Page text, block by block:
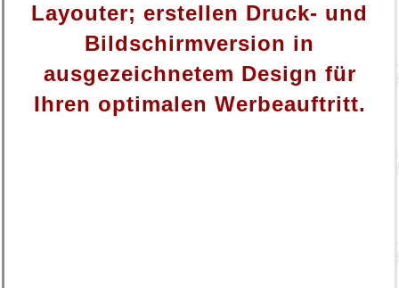
Layouter; erstellen Druck- und
Bildschirmversion in
ausgezeichnetem Design für
Ihren optimalen Werbeauftritt.